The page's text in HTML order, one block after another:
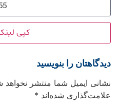
کپی
دیدگاهتان را بنویسید
نشانی ایمیل شما منتشر نخواهد
علامت‌گذاری شده‌اند *